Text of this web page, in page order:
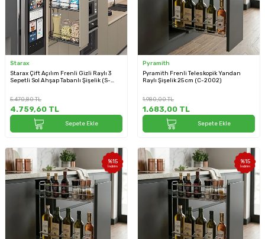
Starax
Starax Çift Açılım Frenli Gizli Raylı 3
Sepetli Sol Ahşap Tabanlı Şişelik (S-
5.470,80TL
4.759,60 TL
Sepete Ekle
Pyramith
Pyramith Frenli Teleskopik Yandan
Raylı Şişelik 25 cm (C-2002)
1.980,00TL
1.683,00 TL
Sepete Ekle
%15
İndirim
%15
İndirim